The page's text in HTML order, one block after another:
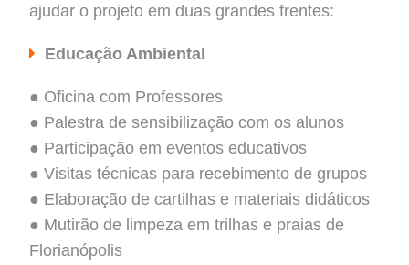
ajudar o projeto em duas grandes frentes:
Educação Ambiental
● Oficina com Professores
● Palestra de sensibilização com os alunos
● Participação em eventos educativos
● Visitas técnicas para recebimento de grupos
● Elaboração de cartilhas e materiais didáticos
● Mutirão de limpeza em trilhas e praias de
Florianópolis